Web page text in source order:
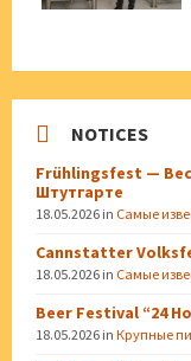
NOTICES
Frühlingsfest —
Штутгарте
18.05.2026 in Самые
Cannstatter
18.05.2026 in Самые
Beer Festival “24
18.05.2026 in Крупные